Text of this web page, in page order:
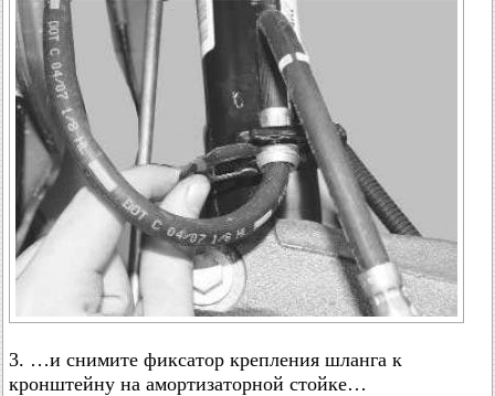
3. …и снимите фиксатор крепления шланга к
кронштейну на амортизаторной стойке…